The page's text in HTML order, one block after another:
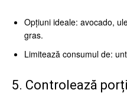
Opțiuni ideale: avocado,
gras.
Limitează consumul de:
5. Controlează